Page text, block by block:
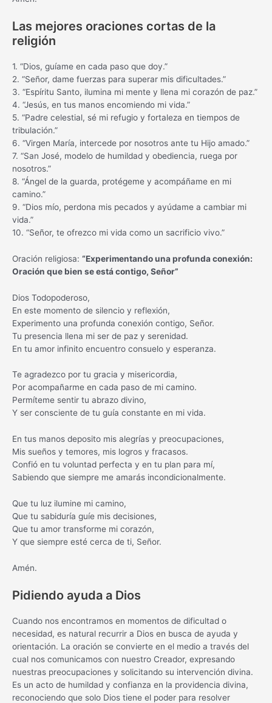
Las mejores oraciones cortas de la
religión
1. “Dios, guíame en cada paso que doy.”
2. “Señor, dame fuerzas para superar mis dificultades.”
3. “Espíritu Santo, ilumina mi mente y llena mi corazón de paz.”
4. “Jesús, en tus manos encomiendo mi vida.”
5. “Padre celestial, sé mi refugio y fortaleza en tiempos de
tribulación.”
6. “Virgen María, intercede por nosotros ante tu Hijo amado.”
7. “San José, modelo de humildad y obediencia, ruega por
nosotros.”
8. “Ángel de la guarda, protégeme y acompáñame en mi
camino.”
9. “Dios mío, perdona mis pecados y ayúdame a cambiar mi
vida.”
10. “Señor, te ofrezco mi vida como un sacrificio vivo.”
Oración religiosa: “Experimentando una profunda conexión:
Oración que bien se está contigo, Señor”
Dios Todopoderoso,
En este momento de silencio y reflexión,
Experimento una profunda conexión contigo, Señor.
Tu presencia llena mi ser de paz y serenidad.
En tu amor infinito encuentro consuelo y esperanza.
Te agradezco por tu gracia y misericordia,
Por acompañarme en cada paso de mi camino.
Permíteme sentir tu abrazo divino,
Y ser consciente de tu guía constante en mi vida.
En tus manos deposito mis alegrías y preocupaciones,
Mis sueños y temores, mis logros y fracasos.
Confió en tu voluntad perfecta y en tu plan para mí,
Sabiendo que siempre me amarás incondicionalmente.
Que tu luz ilumine mi camino,
Que tu sabiduría guíe mis decisiones,
Que tu amor transforme mi corazón,
Y que siempre esté cerca de ti, Señor.
Amén.
Pidiendo ayuda a Dios
Cuando nos encontramos en momentos de dificultad o
necesidad, es natural recurrir a Dios en busca de ayuda y
orientación. La oración se convierte en el medio a través del
cual nos comunicamos con nuestro Creador, expresando
nuestras preocupaciones y solicitando su intervención divina.
Es un acto de humildad y confianza en la providencia divina,
reconociendo que solo Dios tiene el poder para resolver